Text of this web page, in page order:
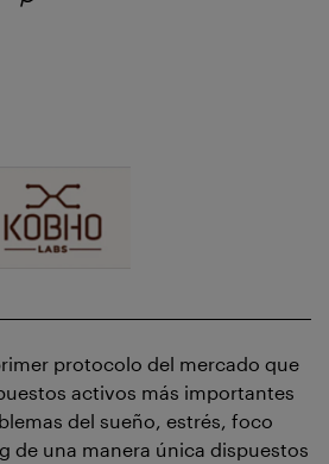
protocolo del mercado que
activos más importantes
del sueño, estrés, foco
de una manera única dispuestos